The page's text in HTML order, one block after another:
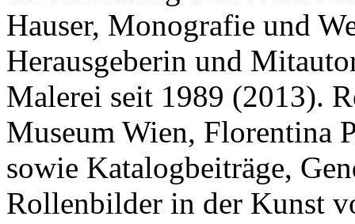
Hauser, Monografie und
Herausgeberin und
Malerei seit 1989 (2013).
Museum Wien, Florentina
sowie Katalogbeiträge,
Rollenbilder in der Kunst